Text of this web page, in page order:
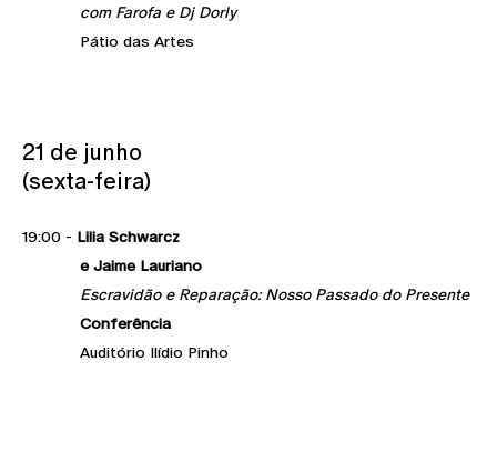
com Farofa e Dj Dorly
Pátio das Artes
21 de junho
(sexta-feira)
19:00 - Lilia Schwarcz
e Jaime Lauriano
Escravidão e Reparação: Nosso Passado do Presente
Conferência
Auditório Ilídio Pinho